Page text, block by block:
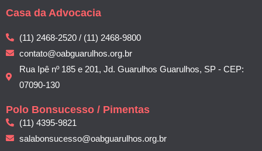
Casa da Advocacia
(11) 2468-2520 / (11) 2468-9800
contato@oabguarulhos.org.br
Rua Ipê nº 185 e 201, Jd. Guarulhos Guarulhos, SP - CEP:
07090-130
Polo Bonsucesso / Pimentas
(11) 4395-9821
salabonsucesso@oabguarulhos.org.br